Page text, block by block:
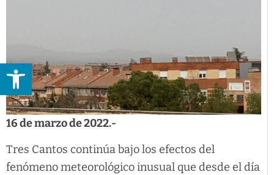
Abrir barra de herramientas
16 de marzo de 2022.-
Tres Cantos continúa bajo los efectos del
fenómeno meteorológico inusual que desde el día